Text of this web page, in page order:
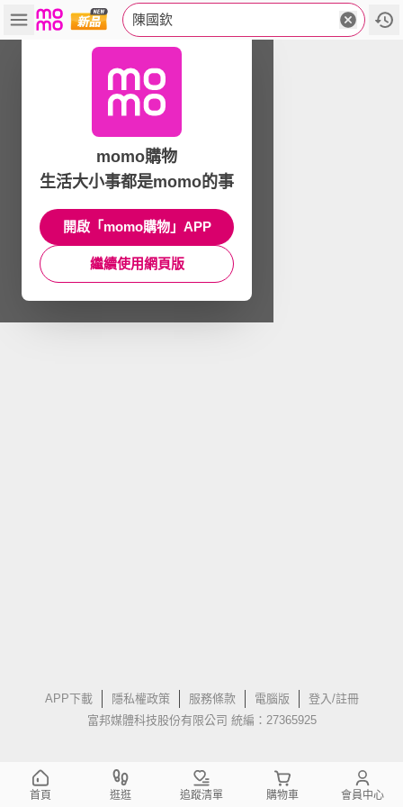
陳國欽
APP下載 隱私權政策 服務條款 電腦版
登入/註冊
富邦媒體科技股份有限公司 統編：27365925
momo購物
生活大小事都是momo的事
開啟「momo購物」APP
繼續使用網頁版
首頁 逛逛 追蹤清單 購物車 會員中心